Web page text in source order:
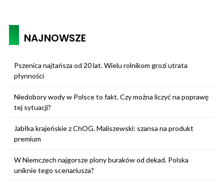
NAJNOWSZE
Pszenica najtańsza od 20 lat. Wielu rolnikom grozi utrata
płynności
Niedobory wody w Polsce to fakt. Czy można liczyć na poprawę
tej sytuacji?
Jabłka krajeńskie z ChOG. Maliszewski: szansa na produkt
premium
W Niemczech najgorsze plony buraków od dekad. Polska
uniknie tego scenariusza?